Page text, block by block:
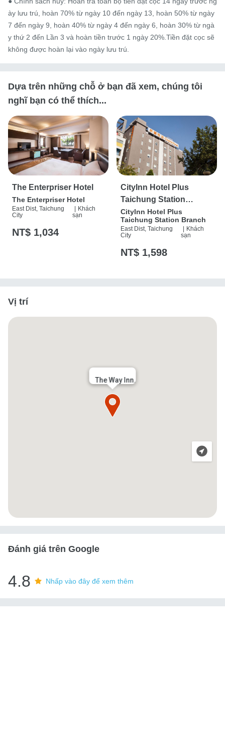
ày lưu trú, hoàn 70% từ ngày 10 đến ngày 13, hoàn 50% từ ngày
7 đến ngày 9, hoàn 40% từ ngày 4 đến ngày 6, hoàn 30% từ ngà
y thứ 2 đến Lần 3 và hoàn tiền trước 1 ngày 20%.Tiền đặt cọc sẽ
không được hoàn lại vào ngày lưu trú.
Dựa trên những chỗ ở bạn đã xem, chúng tôi
nghĩ bạn có thể thích...
The Enterpriser Hotel
The Enterpriser Hotel
East Dist, Taichung
City
| Khách
sạn
NT$ 1,034
CityInn Hotel Plus
Taichung Station
Branch
CityInn Hotel Plus
Taichung Station Branch
East Dist, Taichung
City
| Khách
sạn
NT$ 1,598
Vị trí
The Way Inn.
Đánh giá trên Google
4.8 Nhấp vào đây để xem thêm